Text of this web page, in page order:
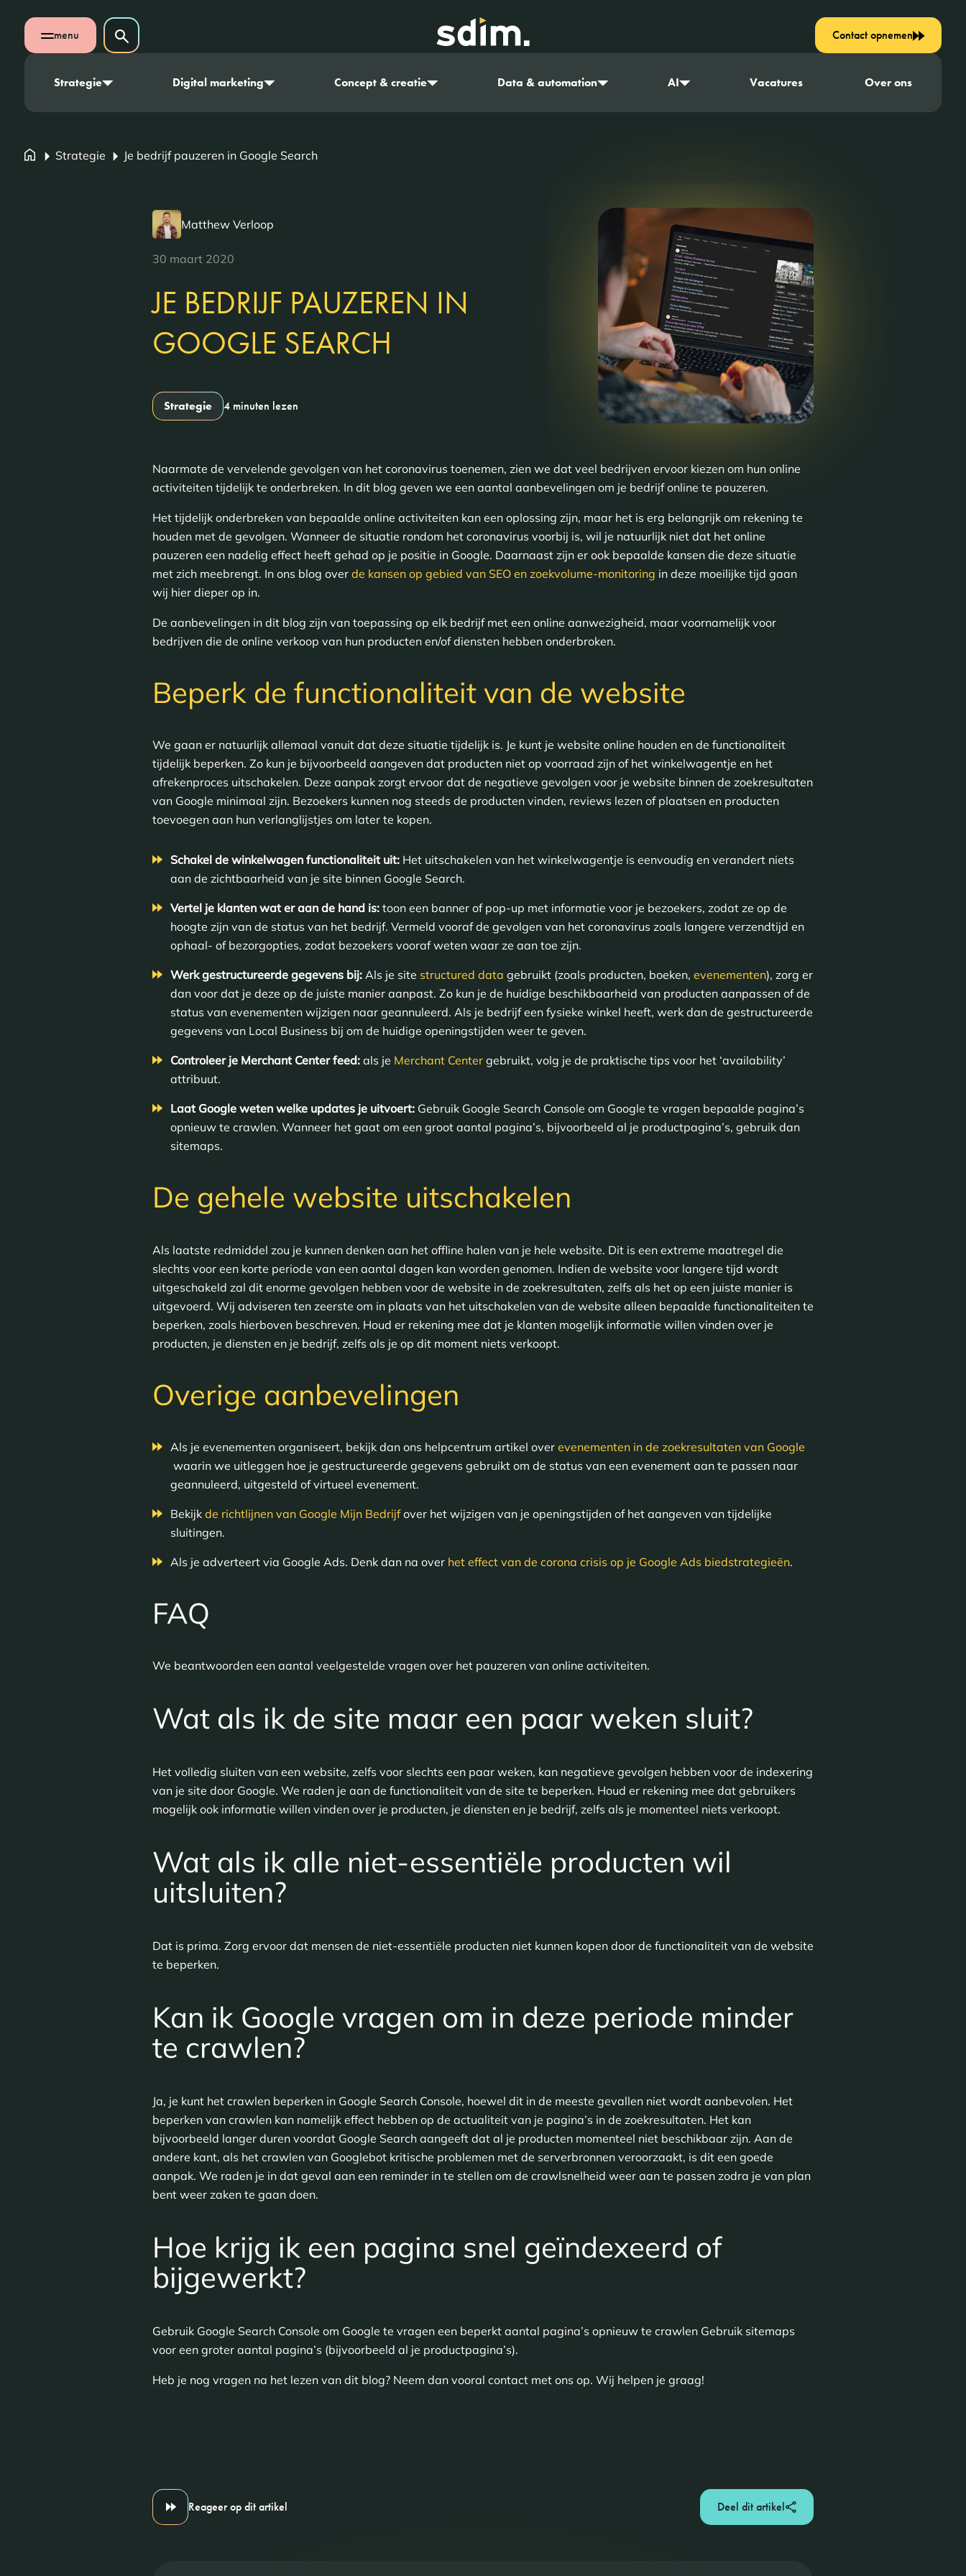
Navigatie overslaan
Open mobiel menu
menu Zoeken op website
Zoeken
Strategie Digital marketing Concept & creatie Data & automation AI Vacatures Over ons
Contact opnemen
Strategie Je bedrijf pauzeren in Google Search
Matthew Verloop
30 maart 2020
JE BEDRIJF PAUZEREN IN
GOOGLE SEARCH
Strategie 4 minuten lezen
Naarmate de vervelende gevolgen van het coronavirus toenemen, zien we dat veel bedrijven ervoor kiezen om hun online
activiteiten tijdelijk te onderbreken. In dit blog geven we een aantal aanbevelingen om je bedrijf online te pauzeren.
Het tijdelijk onderbreken van bepaalde online activiteiten kan een oplossing zijn, maar het is erg belangrijk om rekening te
houden met de gevolgen. Wanneer de situatie rondom het coronavirus voorbij is, wil je natuurlijk niet dat het online
pauzeren een nadelig effect heeft gehad op je positie in Google. Daarnaast zijn er ook bepaalde kansen die deze situatie
met zich meebrengt. In ons blog over de kansen op gebied van SEO en zoekvolume-monitoring in deze moeilijke tijd gaan
wij hier dieper op in.
De aanbevelingen in dit blog zijn van toepassing op elk bedrijf met een online aanwezigheid, maar voornamelijk voor
bedrijven die de online verkoop van hun producten en/of diensten hebben onderbroken.
Beperk de functionaliteit van de website
We gaan er natuurlijk allemaal vanuit dat deze situatie tijdelijk is. Je kunt je website online houden en de functionaliteit
tijdelijk beperken. Zo kun je bijvoorbeeld aangeven dat producten niet op voorraad zijn of het winkelwagentje en het
afrekenproces uitschakelen. Deze aanpak zorgt ervoor dat de negatieve gevolgen voor je website binnen de zoekresultaten
van Google minimaal zijn. Bezoekers kunnen nog steeds de producten vinden, reviews lezen of plaatsen en producten
toevoegen aan hun verlanglijstjes om later te kopen.
Schakel de winkelwagen functionaliteit uit:Het uitschakelen van het winkelwagentje is eenvoudig en verandert niets
aan de zichtbaarheid van je site binnen Google Search.
Vertel je klanten wat er aan de hand is:toon een banner of pop-up met informatie voor je bezoekers, zodat ze op de
hoogte zijn van de status van het bedrijf. Vermeld vooraf de gevolgen van het coronavirus zoals langere verzendtijd en
ophaal- of bezorgopties, zodat bezoekers vooraf weten waar ze aan toe zijn.
Werk gestructureerde gegevens bij:Als je site structured data gebruikt (zoals producten, boeken, evenementen), zorg er
dan voor dat je deze op de juiste manier aanpast. Zo kun je de huidige beschikbaarheid van producten aanpassen of de
status van evenementen wijzigen naar geannuleerd. Als je bedrijf een fysieke winkel heeft, werk dan de gestructureerde
gegevens van Local Business bij om de huidige openingstijden weer te geven.
Controleer je Merchant Center feed:als je Merchant Centergebruikt, volg je de praktische tips voor het ‘availability’
attribuut.
Laat Google weten welke updates je uitvoert: Gebruik Google Search Console om Google te vragen bepaalde pagina’s
opnieuw te crawlen. Wanneer het gaat om een groot aantal pagina’s, bijvoorbeeld al je productpagina’s, gebruik dan
sitemaps.
De gehele website uitschakelen
Als laatste redmiddel zou je kunnen denken aan het offline halen van je hele website. Dit is een extreme maatregel die
slechts voor een korte periode van een aantal dagen kan worden genomen. Indien de website voor langere tijd wordt
uitgeschakeld zal dit enorme gevolgen hebben voor de website in de zoekresultaten, zelfs als het op een juiste manier is
uitgevoerd. Wij adviseren ten zeerste om in plaats van het uitschakelen van de website alleen bepaalde functionaliteiten te
beperken, zoals hierboven beschreven. Houd er rekening mee dat je klanten mogelijk informatie willen vinden over je
producten, je diensten en je bedrijf, zelfs als je op dit moment niets verkoopt.
Overige aanbevelingen
Als je evenementen organiseert, bekijk dan ons helpcentrum artikel overevenementen in de zoekresultaten van Google
waarin we uitleggen hoe je gestructureerde gegevens gebruikt om de status van een evenement aan te passen naar
geannuleerd, uitgesteld of virtueel evenement.
Bekijk de richtlijnen van Google Mijn Bedrijfover het wijzigen van je openingstijden of het aangeven van tijdelijke
sluitingen.
Als je adverteert via Google Ads. Denk dan na over het effect van de corona crisis op je Google Ads biedstrategieën.
FAQ
We beantwoorden een aantal veelgestelde vragen over het pauzeren van online activiteiten.
Wat als ik de site maar een paar weken sluit?
Het volledig sluiten van een website, zelfs voor slechts een paar weken, kan negatieve gevolgen hebben voor de indexering
van je site door Google. We raden je aan de functionaliteit van de site te beperken. Houd er rekening mee dat gebruikers
mogelijk ook informatie willen vinden over je producten, je diensten en je bedrijf, zelfs als je momenteel niets verkoopt.
Wat als ik alle niet-essentiële producten wil
uitsluiten?
Dat is prima. Zorg ervoor dat mensen de niet-essentiële producten niet kunnen kopen door de functionaliteit van de website
te beperken.
Kan ik Google vragen om in deze periode minder
te crawlen?
Ja, je kunt het crawlen beperken in Google Search Console, hoewel dit in de meeste gevallen niet wordt aanbevolen. Het
beperken van crawlen kan namelijk effect hebben op de actualiteit van je pagina’s in de zoekresultaten. Het kan
bijvoorbeeld langer duren voordat Google Search aangeeft dat al je producten momenteel niet beschikbaar zijn. Aan de
andere kant, als het crawlen van Googlebot kritische problemen met de serverbronnen veroorzaakt, is dit een goede
aanpak. We raden je in dat geval aan een reminder in te stellen om de crawlsnelheid weer aan te passen zodra je van plan
bent weer zaken te gaan doen.
Hoe krijg ik een pagina snel geïndexeerd of
bijgewerkt?
Gebruik Google Search Console om Google te vragen een beperkt aantal pagina’s opnieuw te crawlen Gebruik sitemaps
voor een groter aantal pagina’s (bijvoorbeeld al je productpagina’s).
Heb je nog vragen na het lezen van dit blog? Neem dan vooral contact met ons op. Wij helpen je graag!
Reageer op dit artikel Deel dit artikel